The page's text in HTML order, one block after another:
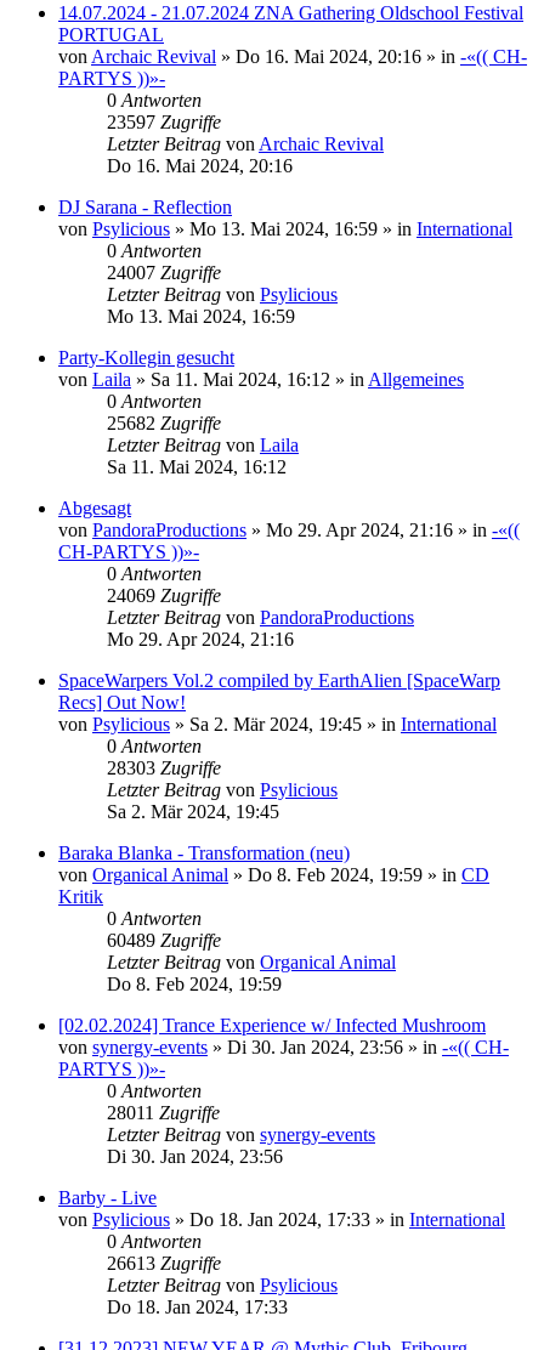
14.07.2024 - 21.07.2024 ZNA Gathering Oldschool Festival
PORTUGAL
von Archaic Revival » Do 16. Mai 2024, 20:16 » in -«(( CH-
PARTYS ))»-
0 Antworten
23597 Zugriffe
Letzter Beitrag von Archaic Revival
Do 16. Mai 2024, 20:16
DJ Sarana - Reflection
von Psylicious » Mo 13. Mai 2024, 16:59 » in International
0 Antworten
24007 Zugriffe
Letzter Beitrag von Psylicious
Mo 13. Mai 2024, 16:59
Party-Kollegin gesucht
von Laila » Sa 11. Mai 2024, 16:12 » in Allgemeines
0 Antworten
25682 Zugriffe
Letzter Beitrag von Laila
Sa 11. Mai 2024, 16:12
Abgesagt
von PandoraProductions » Mo 29. Apr 2024, 21:16 » in -«((
CH-PARTYS ))»-
0 Antworten
24069 Zugriffe
Letzter Beitrag von PandoraProductions
Mo 29. Apr 2024, 21:16
SpaceWarpers Vol.2 compiled by EarthAlien [SpaceWarp
Recs] Out Now!
von Psylicious » Sa 2. Mär 2024, 19:45 » in International
0 Antworten
28303 Zugriffe
Letzter Beitrag von Psylicious
Sa 2. Mär 2024, 19:45
Baraka Blanka - Transformation (neu)
von Organical Animal » Do 8. Feb 2024, 19:59 » in CD
Kritik
0 Antworten
60489 Zugriffe
Letzter Beitrag von Organical Animal
Do 8. Feb 2024, 19:59
[02.02.2024] Trance Experience w/ Infected Mushroom
von synergy-events » Di 30. Jan 2024, 23:56 » in -«(( CH-
PARTYS ))»-
0 Antworten
28011 Zugriffe
Letzter Beitrag von synergy-events
Di 30. Jan 2024, 23:56
Barby - Live
von Psylicious » Do 18. Jan 2024, 17:33 » in International
0 Antworten
26613 Zugriffe
Letzter Beitrag von Psylicious
Do 18. Jan 2024, 17:33